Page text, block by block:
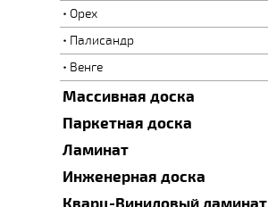
Орех
Палисандр
Венге
Массивная доска
Паркетная доска
Ламинат
Инженерная доска